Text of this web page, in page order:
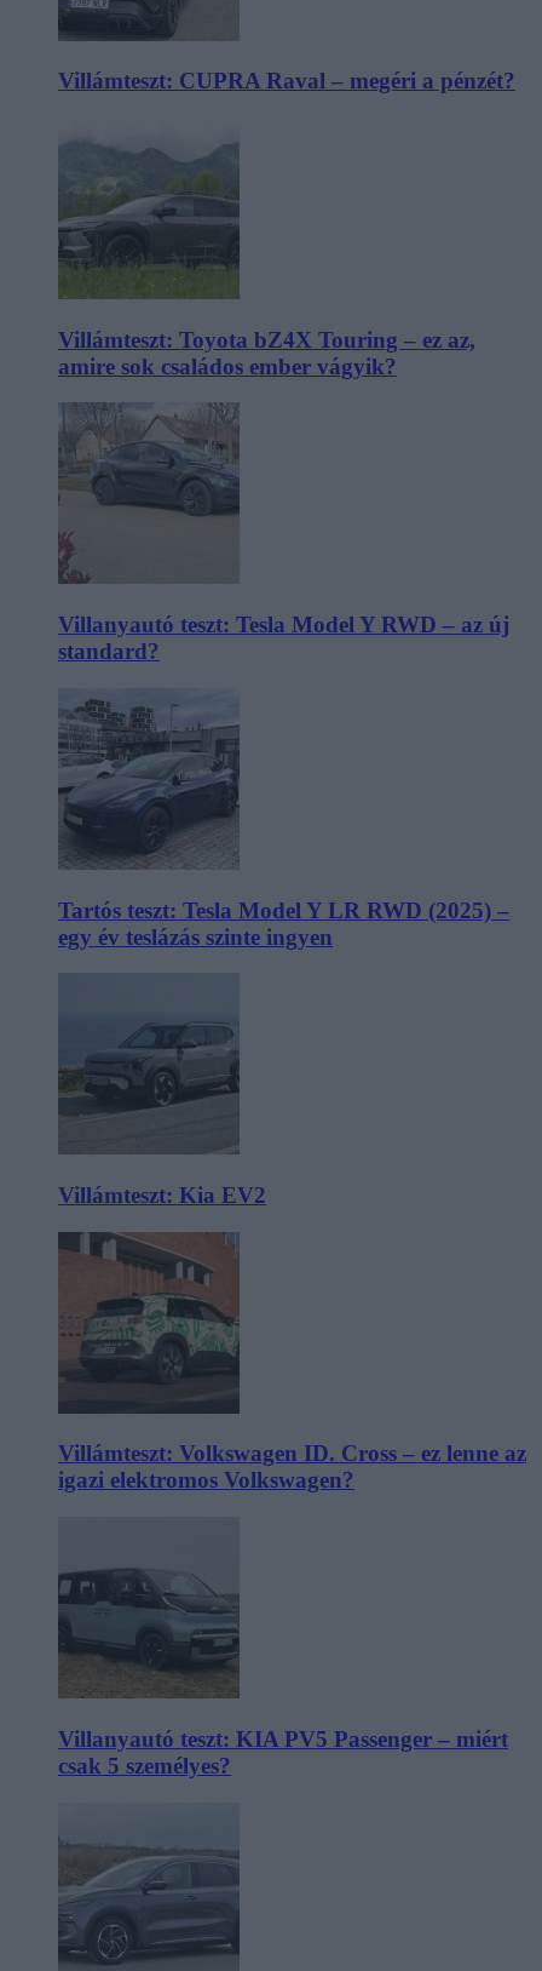
Villámteszt: CUPRA Raval – megéri a pénzét?
Villámteszt: Toyota bZ4X Touring – ez az,
amire sok családos ember vágyik?
Villanyautó teszt: Tesla Model Y RWD – az új
standard?
Tartós teszt: Tesla Model Y LR RWD (2025) –
egy év teslázás szinte ingyen
Villámteszt: Kia EV2
Villámteszt: Volkswagen ID. Cross – ez lenne az
igazi elektromos Volkswagen?
Villanyautó teszt: KIA PV5 Passenger – miért
csak 5 személyes?